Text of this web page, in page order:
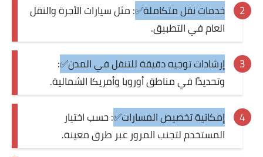
خدمات نقل متكاملة✅: مثل سيارات الأجرة والنقل
العام في التطبيق.
إرشادات توجيه دقيقة للتنقل في المدن✅:
وتحديدًا في مناطق أوروبا وأمريكا الشمالية.
إمكانية تخصيص المسارات✅: حسب اختيار
المستخدم لتجنب المرور عبر طرق معينة.